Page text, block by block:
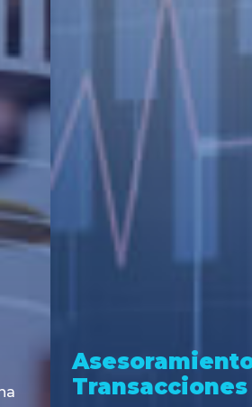
Transacciones